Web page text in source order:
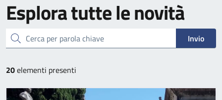
Esplora tutte le novità
cerca Invio
20elementi presenti